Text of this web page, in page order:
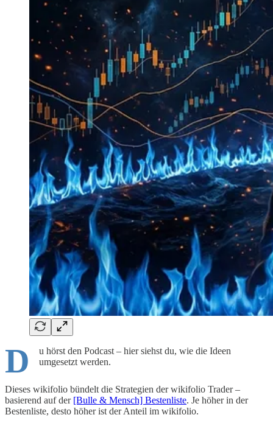
D
u hörst den Podcast – hier siehst du, wie die Ideen
umgesetzt werden.
Dieses wikifolio bündelt die Strategien der wikifolio Trader –
basierend auf der [Bulle & Mensch] Bestenliste. Je höher in der
Bestenliste, desto höher ist der Anteil im wikifolio.